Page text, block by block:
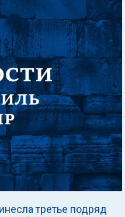
третье подряд